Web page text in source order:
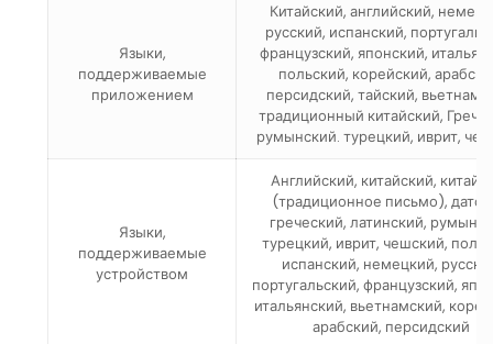
Языки,
поддерживаемые
приложением
Китайский, английский,
русский, испанский,
французский, японский,
польский, корейский,
персидский, тайский,
традиционный китайский,
румынский. турецкий, иврит,
Языки,
поддерживаемые
устройством
Английский, китайский,
(традиционное письмо),
греческий, латинский,
турецкий, иврит, чешский,
испанский, немецкий,
португальский, французский,
итальянский, вьетнамский,
арабский, персидский